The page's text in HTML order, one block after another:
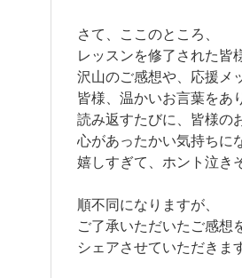
さて、ここのところ、
レッスンを修了された皆
沢山のご感想や、応援メ
皆様、温かいお言葉を
読み返すたびに、 皆様の
心があったかい気持ちに
嬉しすぎて、ホント泣き
順不同になりますが、
ご了承いただいたご感想
シェアさせていただきま